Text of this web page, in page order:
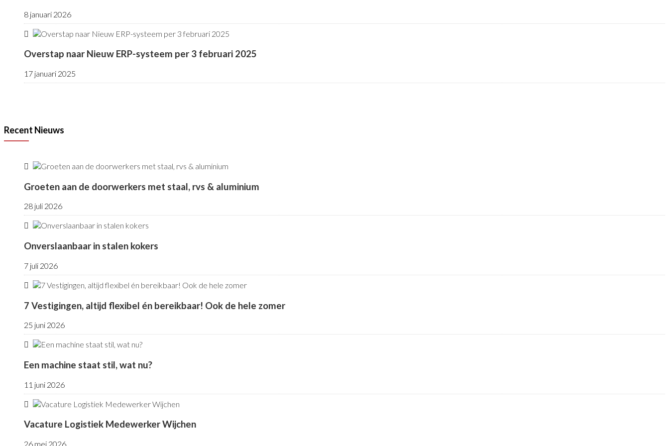
8 januari 2026
Overstap naar Nieuw ERP-systeem per 3 februari 2025
17 januari 2025
Recent Nieuws
Groeten aan de doorwerkers met staal, rvs & aluminium
28 juli 2026
Onverslaanbaar in stalen kokers
7 juli 2026
7 Vestigingen, altijd flexibel én bereikbaar! Ook de hele zomer
25 juni 2026
Een machine staat stil, wat nu?
11 juni 2026
Vacature Logistiek Medewerker Wijchen
26 mei 2026